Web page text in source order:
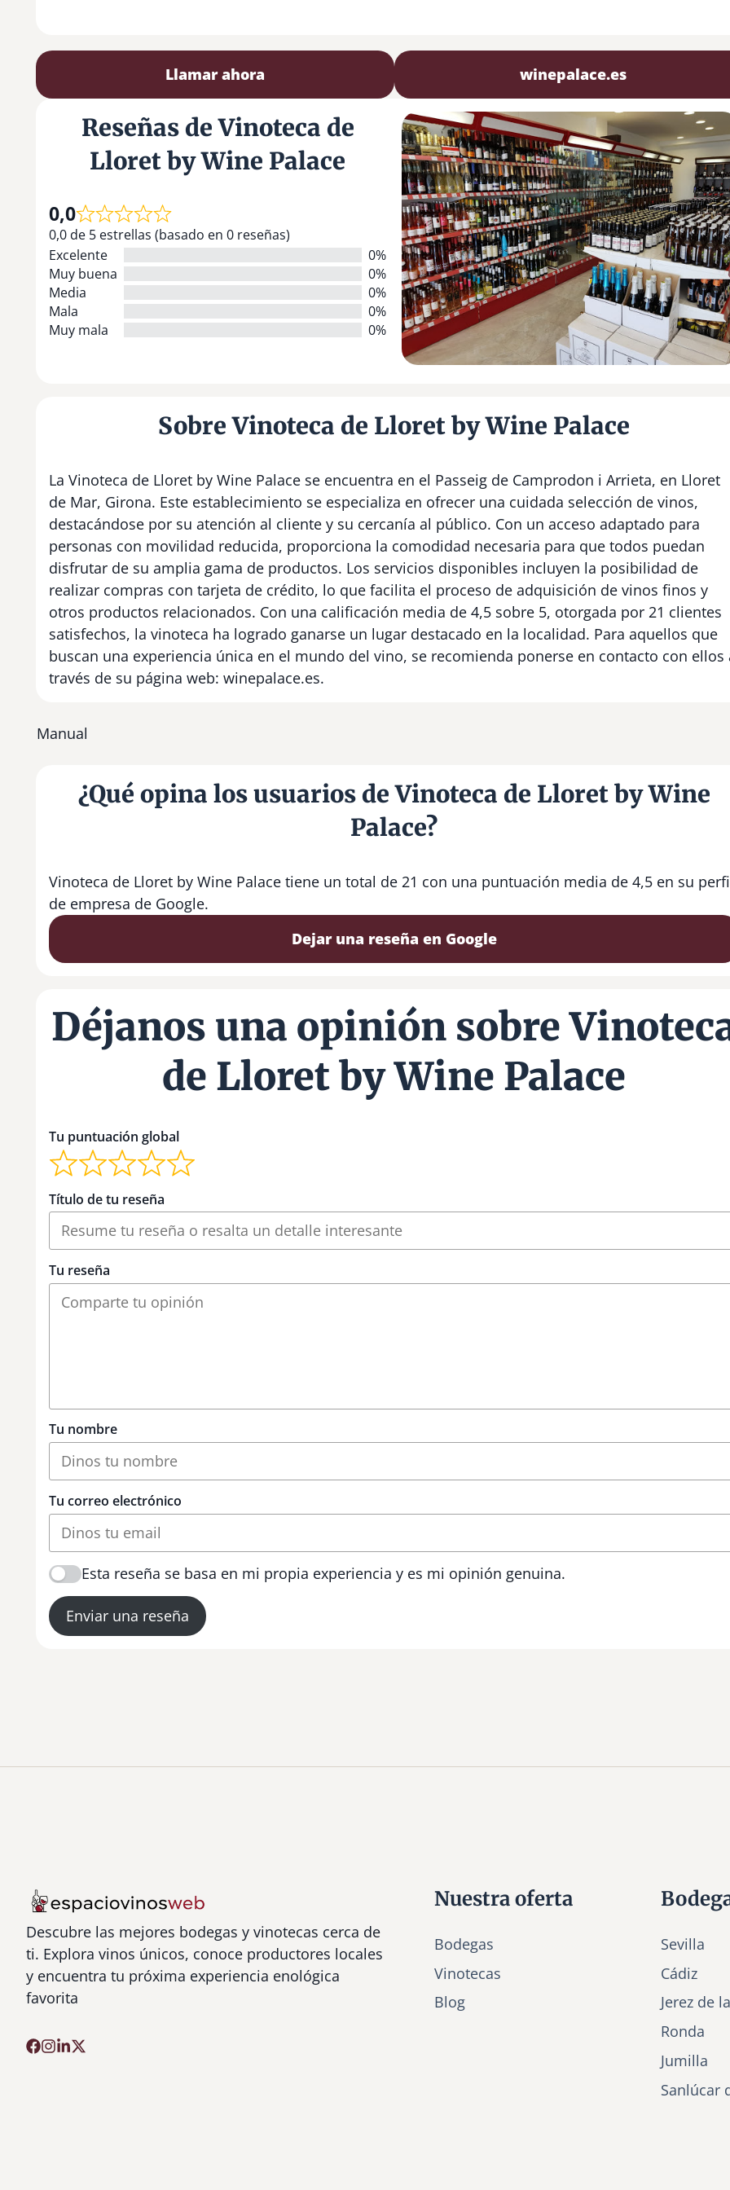
Llamar ahora winepalace.es
Reseñas de Vinoteca de
Lloret by Wine Palace
0,0
0,0 de 5 estrellas (basado en 0 reseñas)
Excelente
0%
Muy buena
0%
Media
0%
Mala
0%
Muy mala
0%
Sobre Vinoteca de Lloret by Wine Palace
La Vinoteca de Lloret by Wine Palace se encuentra en el Passeig de Camprodon i Arrieta, en Lloret
de Mar, Girona. Este establecimiento se especializa en ofrecer una cuidada selección de vinos,
destacándose por su atención al cliente y su cercanía al público. Con un acceso adaptado para
personas con movilidad reducida, proporciona la comodidad necesaria para que todos puedan
disfrutar de su amplia gama de productos. Los servicios disponibles incluyen la posibilidad de
realizar compras con tarjeta de crédito, lo que facilita el proceso de adquisición de vinos finos y
otros productos relacionados. Con una calificación media de 4,5 sobre 5, otorgada por 21 clientes
satisfechos, la vinoteca ha logrado ganarse un lugar destacado en la localidad. Para aquellos que
buscan una experiencia única en el mundo del vino, se recomienda ponerse en contacto con ellos
través de su página web: winepalace.es.
Manual
¿Qué opina los usuarios de Vinoteca de Lloret by Wine
Palace?
Vinoteca de Lloret by Wine Palace tiene un total de 21 con una puntuación media de 4,5 en su
de empresa de Google.
Dejar una reseña en Google
Déjanos una opinión sobre
de Lloret by Wine Palace
Tu puntuación global
Título de tu reseña
Tu reseña
Tu nombre
Tu correo electrónico
Esta reseña se basa en mi propia experiencia y es mi opinión genuina.
Enviar una reseña
Descubre las mejores bodegas y vinotecas cerca de
ti. Explora vinos únicos, conoce productores locales
y encuentra tu próxima experiencia enológica
favorita
Nuestra oferta
Bodegas
Vinotecas
Blog
Sevilla
Cádiz
Jerez de
Ronda
Jumilla
Sanlúcar